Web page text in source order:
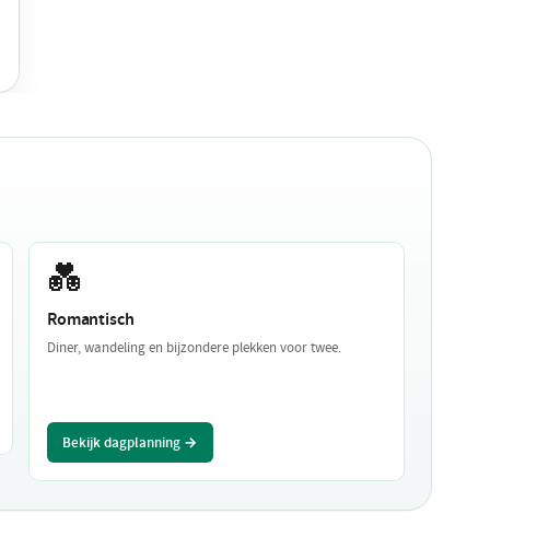
💑
Romantisch
Diner, wandeling en bijzondere plekken voor twee.
Bekijk dagplanning →